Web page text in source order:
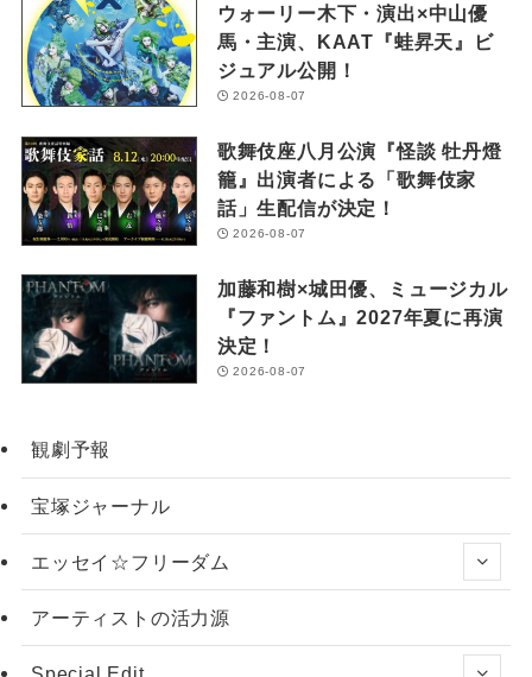
ウォーリー木下・演出×中山優
馬・主演、KAAT『蛙昇天』ビ
ジュアル公開！
2026-08-07
歌舞伎座八月公演『怪談 牡丹燈
籠』出演者による「歌舞伎家
話」生配信が決定！
2026-08-07
加藤和樹×城田優、ミュージカル
『ファントム』2027年夏に再演
決定！
2026-08-07
観劇予報
宝塚ジャーナル
エッセイ☆フリーダム
アーティストの活力源